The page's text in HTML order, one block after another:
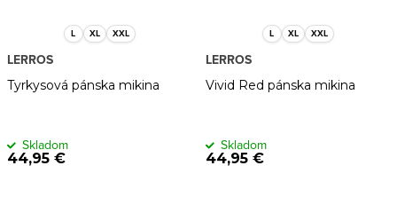
L XL XXL
Tyrkysová pánska mikina
LERROS
44,95 €
Skladom
L XL XXL
Vivid Red pánska mikina
LERROS
44,95 €
Skladom